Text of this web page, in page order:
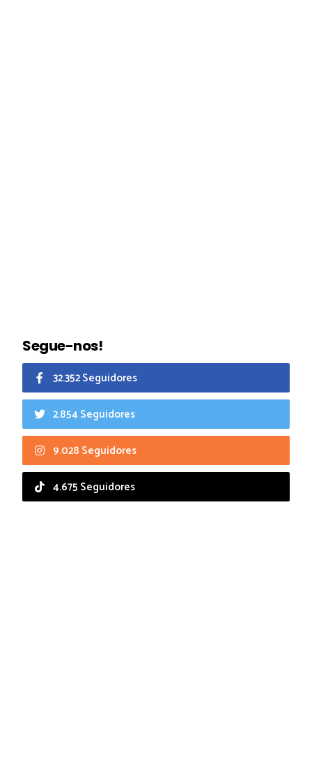
Segue-nos!
32.352 Seguidores
2.854 Seguidores
9.028 Seguidores
4.675 Seguidores